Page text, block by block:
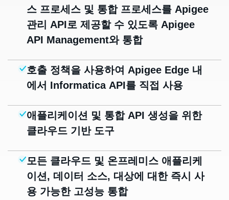
스 프로세스 및 통합 프로세스를 Apigee
관리 API로 제공할 수 있도록 Apigee
API Management와 통합
호출 정책을 사용하여 Apigee Edge 내
에서 Informatica API를 직접 사용
애플리케이션 및 통합 API 생성을 위한
클라우드 기반 도구
모든 클라우드 및 온프레미스 애플리케
이션, 데이터 소스, 대상에 대한 즉시 사
용 가능한 고성능 통합